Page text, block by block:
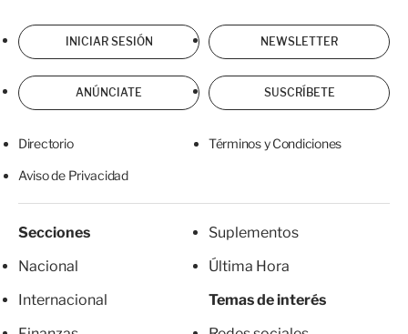
INICIAR SESIÓN NEWSLETTER
ANÚNCIATE SUSCRÍBETE
Directorio Términos y Condiciones
Aviso de Privacidad
Secciones
Nacional
Internacional
Suplementos
Última Hora
Temas de interés